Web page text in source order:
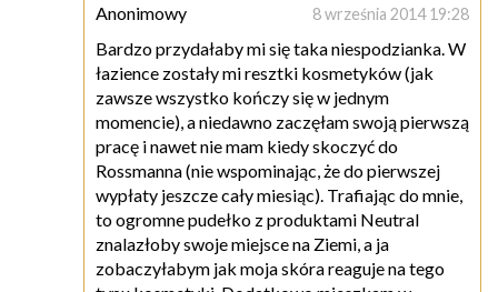
Anonimowy 8 września 2014 19:28
Bardzo przydałaby mi się taka niespodzianka. W
łazience zostały mi resztki kosmetyków (jak
zawsze wszystko kończy się w jednym
momencie), a niedawno zaczęłam swoją pierwszą
pracę i nawet nie mam kiedy skoczyć do
Rossmanna (nie wspominając, że do pierwszej
wypłaty jeszcze cały miesiąc). Trafiając do mnie,
to ogromne pudełko z produktami Neutral
znalazłoby swoje miejsce na Ziemi, a ja
zobaczyłabym jak moja skóra reaguje na tego